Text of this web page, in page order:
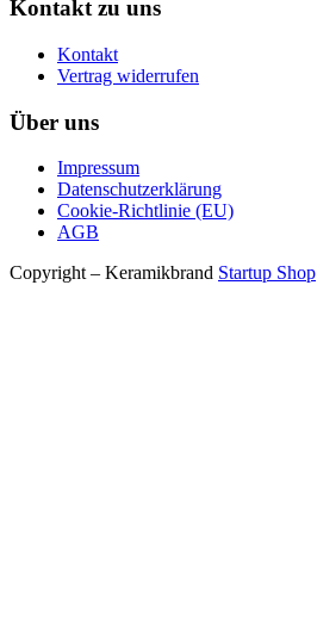
Kontakt zu uns
Kontakt
Vertrag widerrufen
Über uns
Impressum
Datenschutzerklärung
Cookie-Richtlinie (EU)
AGB
Copyright – Keramikbrand Startup Shop